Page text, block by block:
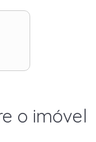
o imóvel